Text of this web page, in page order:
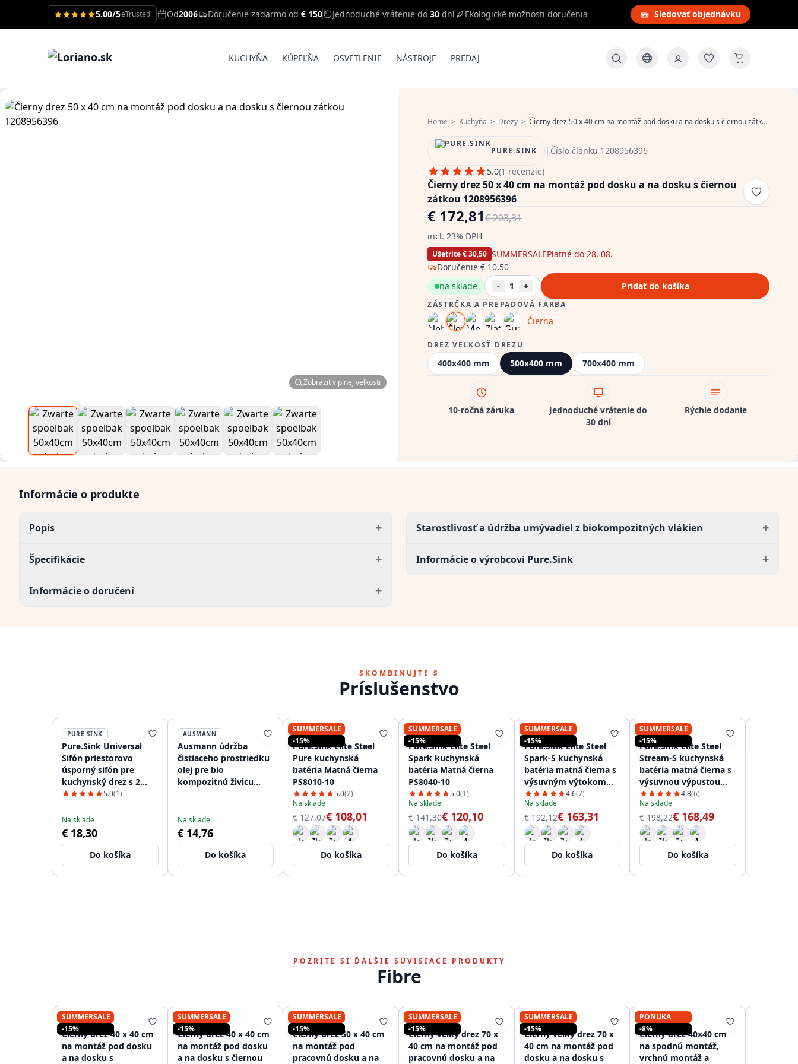
5.00/5eTrusted Od2006 Doručenie zadarmo od € 150 Jednoduché vrátenie do 30 dní Ekologické možnosti doručenia Sledovať objednávku
KUCHYŇA KÚPEĽŇA OSVETLENIE NÁSTROJE PREDAJ
Zobraziť v plnej veľkosti
Home > Kuchyňa > Drezy > Čierny drez 50 x 40 cm na montáž pod dosku a na dosku s čiernou zátkou 1208956396
PURE.SINK | Číslo článku 1208956396
5.0(1 recenzie)
Čierny drez 50 x 40 cm na montáž pod dosku a na dosku s čiernou
zátkou 1208956396
€ 172,81€ 203,31
incl. 23% DPH
Ušetríte € 30,50 SUMMERSALEPlatné do 28. 08.
Doručenie € 10,50
na sklade
- 1 + Pridať do košíka
ZÁSTRČKA A PREPADOVÁ FARBA
Čierna
DREZ VEĽKOSŤ DREZU
400x400 mm 500x400 mm 700x400 mm
10-ročná záruka
Jednoduché vrátenie do
30 dní
Rýchle dodanie
Informácie o produkte
Popis +
Špecifikácie +
Informácie o doručení +
Starostlivosť a údržba umývadiel z biokompozitných vlákien +
Informácie o výrobcovi Pure.Sink +
SKOMBINUJTE S
Príslušenstvo
PURE.SINK
Pure.Sink Universal
Sifón priestorovo
úsporný sifón pre
kuchynský drez s 2
pripojeniami na
WSTSSI-32
5.0(1)
Na sklade
€ 18,30
Do košíka
AUSMANN
Ausmann údržba
čistiaceho prostriedku
olej pre bio
kompozitnú živicu
Na sklade
€ 14,76
Do košíka
SUMMERSALE
-15%
PURE.SINK
Pure.Sink Elite Steel
Pure kuchynská
batéria Matná čierna
PS8010-10
5.0(2)
Na sklade
€ 127,07€ 108,01
Do košíka
SUMMERSALE
-15%
PURE.SINK
Pure.Sink Elite Steel
Spark kuchynská
batéria Matná čierna
PS8040-10
5.0(1)
Na sklade
€ 141,30€ 120,10
Do košíka
SUMMERSALE
-15%
PURE.SINK
Pure.Sink Elite Steel
Spark-S kuchynská
batéria matná čierna s
výsuvným výtokom
PS8041-104.6(7)
Na sklade
€ 192,12€ 163,31
Do košíka
SUMMERSALE
-15%
PURE.SINK
Pure.Sink Elite Steel
Stream-S kuchynská
batéria matná čierna s
výsuvnou výpustou
PS8045-104.8(6)
Na sklade
€ 198,22€ 168,49
Do košíka
POZRITE SI ĎALŠIE SÚVISIACE PRODUKTY
Fibre
SUMMERSALE
-15%
PURE.SINK
Čierny drez 40 x 40 cm
na montáž pod dosku
a na dosku s
SUMMERSALE
-15%
PURE.SINK
Čierny drez 40 x 40 cm
na montáž pod dosku
a na dosku s čiernou
SUMMERSALE
-15%
PURE.SINK
Čierny drez 50 x 40 cm
na montáž pod
pracovnú dosku a na
SUMMERSALE
-15%
PURE.SINK
Čierny veľký drez 70 x
40 cm na montáž pod
pracovnú dosku a na
SUMMERSALE
-15%
PURE.SINK
Čierny veľký drez 70 x
40 cm na montáž pod
dosku a na dosku s
PONUKA
-8%
PURE.SINK
Čierny drez 40x40 cm
na spodnú montáž,
vrchnú montáž a